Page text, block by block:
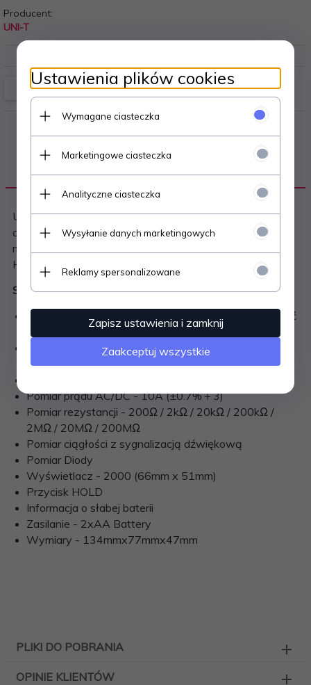
Producent:
UNI-T
OPIS PRODUKTU
Uniwersalny miernik elektryczny (multimetr cyfrowy)
oferujący podstawowe funkcje pomiarowe. Zaletą
miernika są małe wymiary, czytelny wyświetlacz funkcja
HOLD oraz automatyczny zakres.
Specyfikacja techniczna:
Automatyczny wybór zakresu pomiarowego (nie mylić
z auto wyborem wartości pomiarowych)
Pomiar napięcia stałego DC - 200mV / 2V / 20V /
200V / 600V (±0.5%＋2)
Pomiar prądu AC/DC - 10A (±0.7%＋3)
Pomiar rezystancji - 200Ω / 2kΩ / 20kΩ / 200kΩ /
2MΩ / 20MΩ / 200MΩ
Pomiar ciągłości z sygnalizacją dźwiękową
Pomiar Diody
Wyświetlacz - 2000 (66mm x 51mm)
Przycisk HOLD
Informacja o słabej baterii
Zasilanie - 2xAA Battery
Wymiary - 134mmx77mmx47mm
PLIKI DO POBRANIA
OPINIE KLIENTÓW
Ustawienia plików cookies
Wymagane ciasteczka
Marketingowe ciasteczka
Analityczne ciasteczka
Wysyłanie danych marketingowych
Reklamy spersonalizowane
Zapisz ustawienia i zamknij
Zaakceptuj wszystkie